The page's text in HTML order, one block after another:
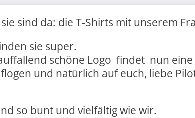
sie sind da: die T-Shirts mit unserem
sie super.
schöne Logo findet nun
und natürlich auf euch, liebe
so bunt und vielfältig wie wir.